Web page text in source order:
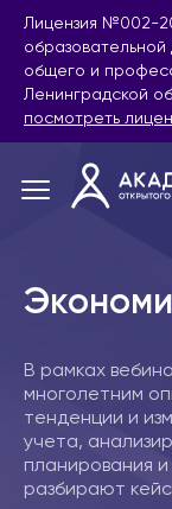
Лицензия №002-
общего и
Ленинградской
посмотреть
В рамках
многолетним
тенденции и
учета,
планирования
разбирают